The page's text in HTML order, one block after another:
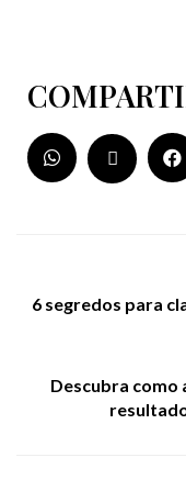
6 segredos para
Descubra como